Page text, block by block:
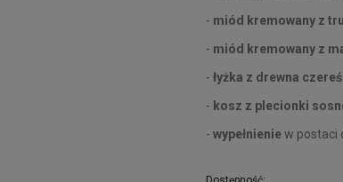
- miód kremowany z
- miód kremowany z
-łyżka z drewna
- kosz z plecionki
-wypełnieniew postaci